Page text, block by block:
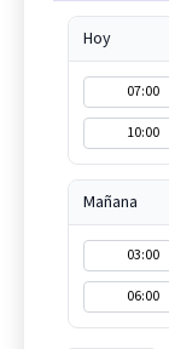
Hoy
07:00
10:00
Mañana
03:00
06:00